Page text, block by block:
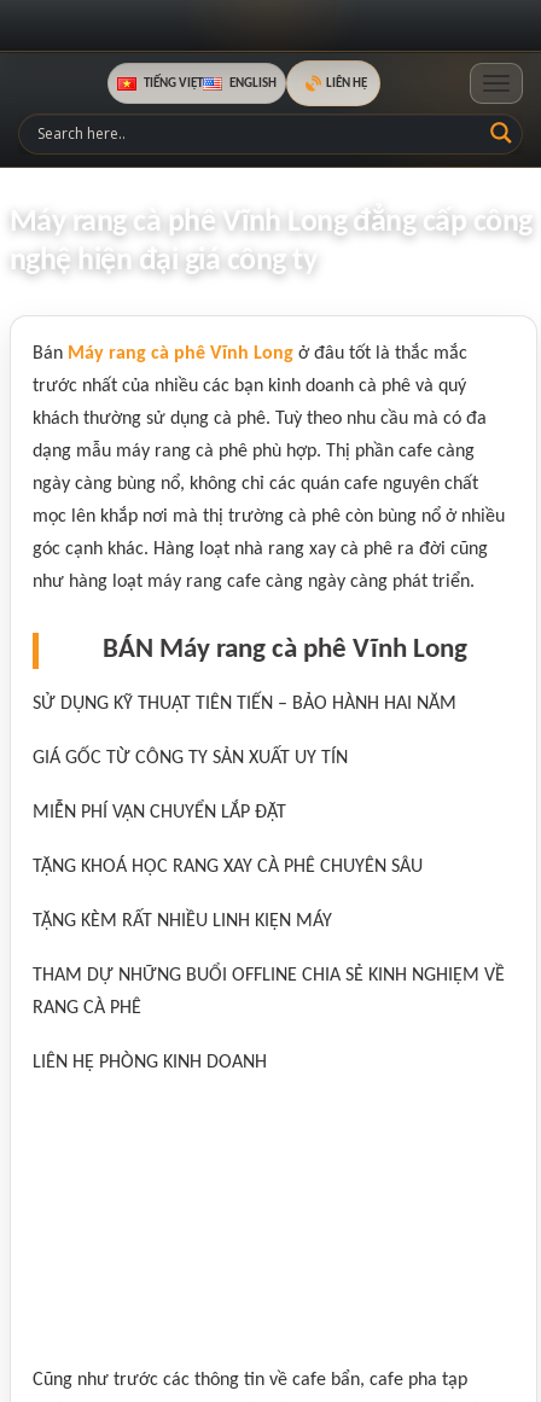
TIẾNG VIỆT ENGLISH LIÊN HỆ
Máy rang cà phê Vĩnh Long đẳng cấp công
nghệ hiện đại giá công ty
Bán Máy rang cà phê Vĩnh Long ở đâu tốt là thắc mắc
trước nhất của nhiều các bạn kinh doanh cà phê và quý
khách thường sử dụng cà phê. Tuỳ theo nhu cầu mà có đa
dạng mẫu máy rang cà phê phù hợp. Thị phần cafe càng
ngày càng bùng nổ, không chỉ các quán cafe nguyên chất
mọc lên khắp nơi mà thị trường cà phê còn bùng nổ ở nhiều
góc cạnh khác. Hàng loạt nhà rang xay cà phê ra đời cũng
như hàng loạt máy rang cafe càng ngày càng phát triển.
BÁN Máy rang cà phê Vĩnh Long
SỬ DỤNG KỸ THUẬT TIÊN TIẾN – BẢO HÀNH HAI NĂM
GIÁ GỐC TỪ CÔNG TY SẢN XUẤT UY TÍN
MIỄN PHÍ VẬN CHUYỂN LẮP ĐẶT
TẶNG KHOÁ HỌC RANG XAY CÀ PHÊ CHUYÊN SÂU
TẶNG KÈM RẤT NHIỀU LINH KIỆN MÁY
THAM DỰ NHỮNG BUỔI OFFLINE CHIA SẺ KINH NGHIỆM VỀ
RANG CÀ PHÊ
LIÊN HỆ PHÒNG KINH DOANH
Cũng như trước các thông tin về cafe bẩn, cafe pha tạp